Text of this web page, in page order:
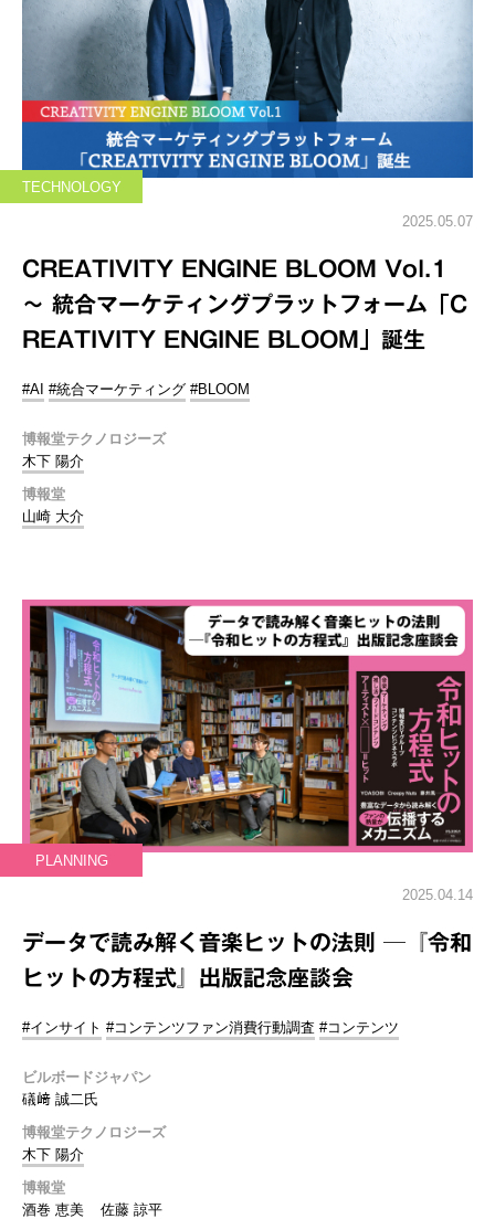
TECHNOLOGY
2025.05.07
CREATIVITY ENGINE BLOOM Vol.1
～ 統合マーケティングプラットフォーム「C
REATIVITY ENGINE BLOOM」誕生
#AI #統合マーケティング #BLOOM
博報堂テクノロジーズ
木下 陽介
博報堂
山崎 大介
PLANNING
2025.04.14
データで読み解く音楽ヒットの法則 ─『令和
ヒットの方程式』出版記念座談会
#インサイト #コンテンツファン消費行動調査 #コンテンツ
ビルボードジャパン
礒﨑 誠二氏
博報堂テクノロジーズ
木下 陽介
博報堂
酒巻 恵美
佐藤 諒平